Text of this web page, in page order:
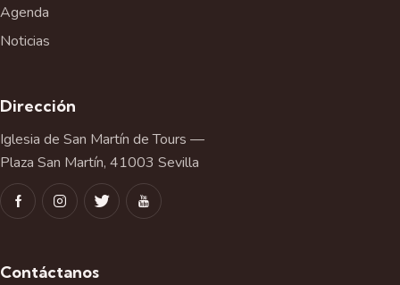
Agenda
Noticias
Dirección
Iglesia de San Martín de Tours —
Plaza San Martín, 41003 Sevilla
Contáctanos